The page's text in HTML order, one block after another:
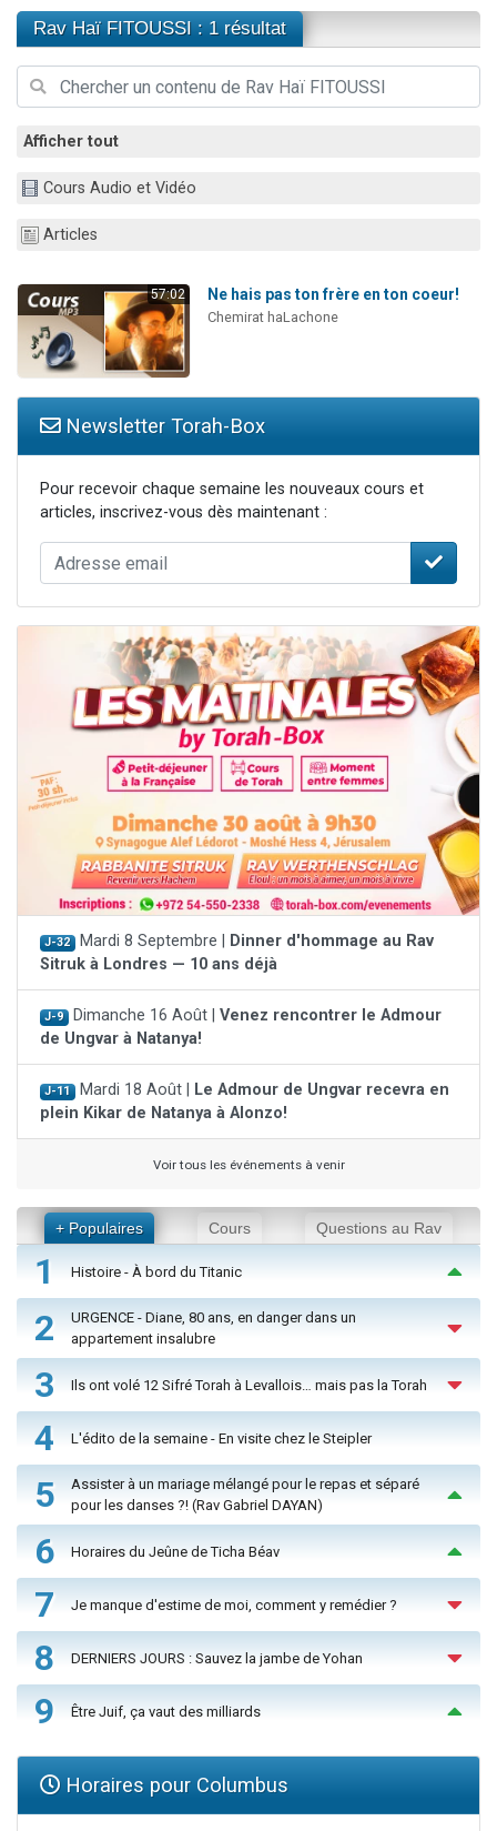
Il reste 49 places pour étudier en groupe sur Zoom
3 personnes viennent de nous rejoindre sur WhatsApp
Rav Haï FITOUSSI : 1 résultat
Afficher tout
Cours Audio et Vidéo
Articles
57:02 Ne hais pas ton frère en ton coeur!
Chemirat haLachone
Newsletter Torah-Box
Pour recevoir chaque semaine les nouveaux cours et
articles, inscrivez-vous dès maintenant :
J-32 Mardi 8 Septembre | Dinner d'hommage au Rav
Sitruk à Londres — 10 ans déjà
J-9 Dimanche 16 Août | Venez rencontrer le Admour
de Ungvar à Natanya!
J-11 Mardi 18 Août | Le Admour de Ungvar recevra en
plein Kikar de Natanya à Alonzo!
Voir tous les événements à venir
+ Populaires Cours Questions au Rav
1 Histoire - À bord du Titanic
2
URGENCE - Diane, 80 ans, en danger dans un
appartement insalubre
3 Ils ont volé 12 Sifré Torah à Levallois… mais pas la Torah
4 L'édito de la semaine - En visite chez le Steipler
5
Assister à un mariage mélangé pour le repas et séparé
pour les danses ?! (Rav Gabriel DAYAN)
6 Horaires du Jeûne de Ticha Béav
7 Je manque d'estime de moi, comment y remédier ?
8 DERNIERS JOURS : Sauvez la jambe de Yohan
9 Être Juif, ça vaut des milliards
Horaires pour Columbus